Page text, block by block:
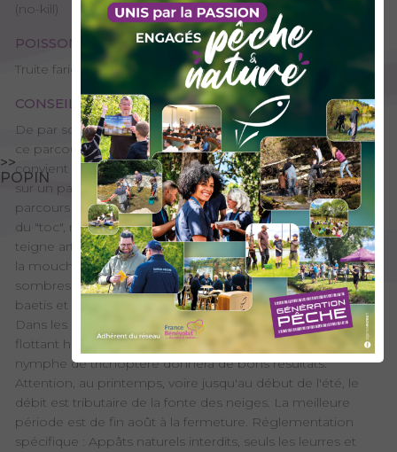
>>
POPIN
(no-kill)
POISSONS PRÉSENTS
Truite fario, Truite arc-en-ciel
CONSEILS DE PÊCHE
De par son accessibilité et la progression dans les gorges,
ce parcours est plutôt réservé à des pêcheurs sportifs. Il
convient pour autant aux débutants qui souhaitent s'initier
sur un parcours poissonneux. La réglementation de ce
parcours interdit les appâts naturels mais, pour les mordus
du "toc", remplacez votre esche par une nymphe ou une
teigne artificielle, technique très efficace toute la saison. A
la mouche, utilisez de préférence des teignes aux teintes
sombres. Ainsi alternez entre chironomes noirs, spents de
baetis et sedges émergents foncés dans les zones calmes.
Dans les courants, privilégiez un cul de canard très fourni,
flottant haut sur l'eau. En l'absence de gobage, une grosse
nymphe de trichoptère donnera de bons résultats.
Attention, au printemps, voire jusqu'au début de l'été, le
débit est tributaire de la fonte des neiges. La meilleure
période est de fin août à la fermeture. Réglementation
spécifique : Appâts naturels interdits, seuls les leurres et